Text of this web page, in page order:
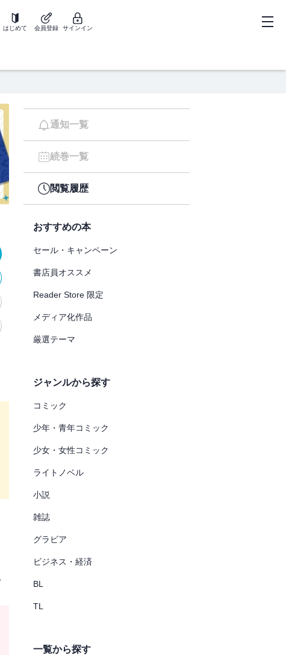
はじめて 会員登録 サインイン
通知一覧
続巻一覧
閲覧履歴
おすすめの本
セール・キャンペーン
書店員オススメ
Reader Store 限定
メディア化作品
厳選テーマ
ジャンルから探す
コミック
少年・青年コミック
少女・女性コミック
ライトノベル
小説
雑誌
グラビア
ビジネス・経済
BL
TL
一覧から探す